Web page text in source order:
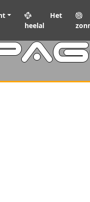
Het
heelal